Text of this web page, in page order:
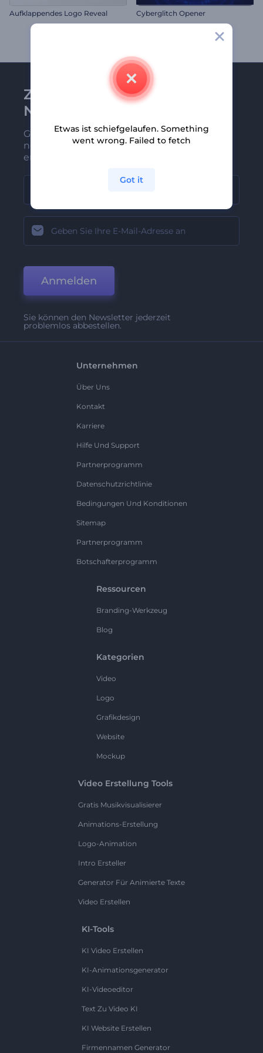
Aufklappendes Logo Reveal Cyberglitch Opener
Zu Renderforest-
Newsletter anmelden
Gehören Sie zu den Ersten, die unsere
neuesten Nachrichten und Angebote
erhalten
Anmelden
Sie können den Newsletter jederzeit
problemlos abbestellen.
Unternehmen
Über Uns
Kontakt
Karriere
Hilfe Und Support
Partnerprogramm
Datenschutzrichtlinie
Bedingungen Und Konditionen
Sitemap
Partnerprogramm
Botschafterprogramm
Ressourcen
Branding-Werkzeug
Blog
Kategorien
Video
Logo
Grafikdesign
Website
Mockup
Video Erstellung Tools
Gratis Musikvisualisierer
Animations-Erstellung
Logo-Animation
Intro Ersteller
Generator Für Animierte Texte
Video Erstellen
KI-Tools
KI Video Erstellen
KI-Animationsgenerator
KI-Videoeditor
Text Zu Video KI
KI Website Erstellen
Firmennamen Generator
Etwas ist schiefgelaufen. Something
went wrong. Failed to fetch
Got it